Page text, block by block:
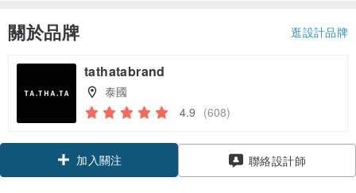
關於品牌 逛設計品牌
tathatabrand
泰國
4.9 (608)
加入關注 聯絡設計師